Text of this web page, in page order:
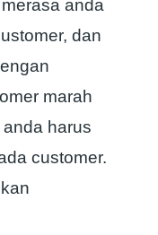
anda
dan
marah
anda harus
customer.